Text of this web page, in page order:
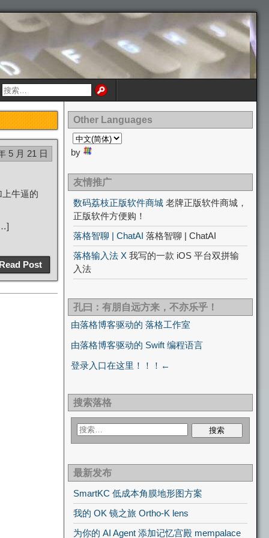
5 月 21 日
牛逼的
Post
Other Languages
by
友情推广
数码荔枝正版软件商城 老牌正版软件商城，
正版软件方便购！
落格智聊 | ChatAI 落格智聊 | ChatAI
落格输入法 X 我写的一款 iOS 平台双拼输
入法
孔曰：有朋自远方来，不亦乐乎！
由落格博客驱动的 落格工作室
由落格博客驱动的 Swift 编程语言
登录入口在这里！！！←
搜索落格
最新发布
SmartKC 低成本角膜地形图方案
我的 OK 镜之旅 Ortho-K lens
为你的 AI Agent 添加记忆宫殿 mempalace